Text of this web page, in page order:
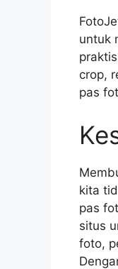
untuk
crop,
pas
kita
pas
situs
foto,